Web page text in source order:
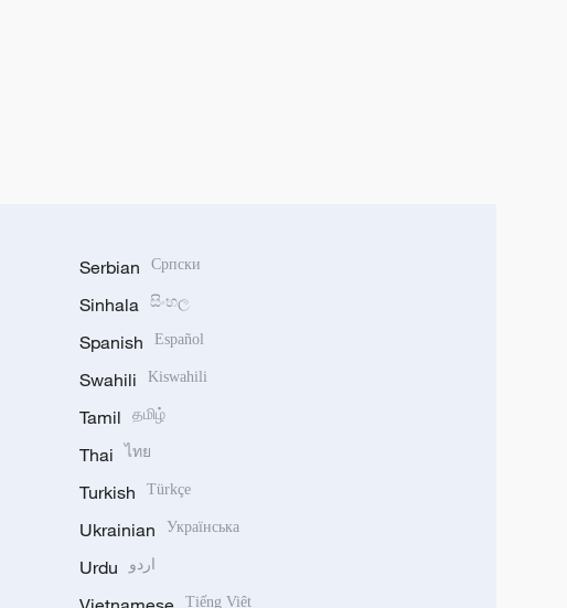
Serbian Српски
Sinhala සිංහල
Spanish Español
Swahili Kiswahili
Tamil தமிழ்
Thai ไทย
Turkish Türkçe
Ukrainian Українська
Urdu اردو
Tiếng Việt